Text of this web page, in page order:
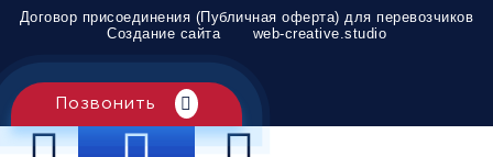
Договор присоединения (Публичная оферта) для перевозчиков
Создание сайта
web-creative.studio
Позвонить